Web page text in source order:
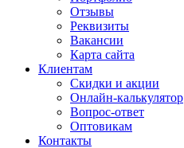
Отзывы
Реквизиты
Вакансии
Карта сайта
Клиентам
Скидки и акции
Онлайн-калькулятор
Вопрос-ответ
Оптовикам
Контакты